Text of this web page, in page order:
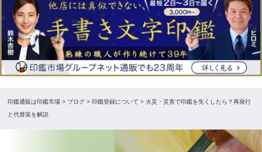
印鑑通販は印鑑市場 > ブログ > 印鑑登録について > 火災・災害で印鑑を失くしたら？再発行
と代替策を解説